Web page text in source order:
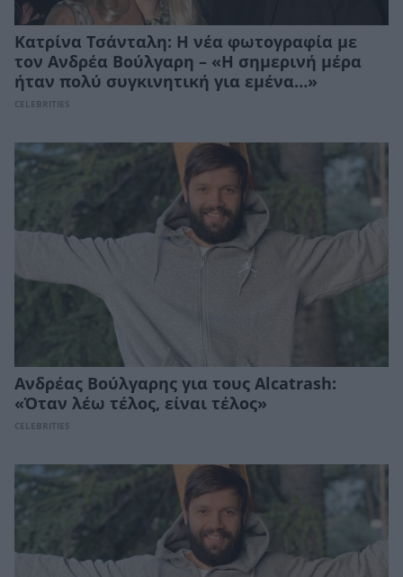
Κατρίνα Τσάνταλη: Η νέα φωτογραφία με
τον Ανδρέα Βούλγαρη – «Η σημερινή μέρα
ήταν πολύ συγκινητική για εμένα…»
CELEBRITIES
Aνδρέας Βούλγαρης για τους Alcatrash:
«Όταν λέω τέλος, είναι τέλος»
CELEBRITIES